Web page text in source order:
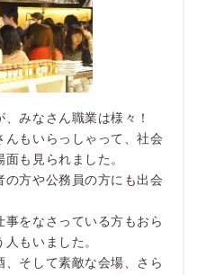
みなさん職業は様々！
もいらっしゃって、社会
も見られました。
方や公務員の方にも出会
をなさっている方もおら
もいました。
そして素敵な会場、さら